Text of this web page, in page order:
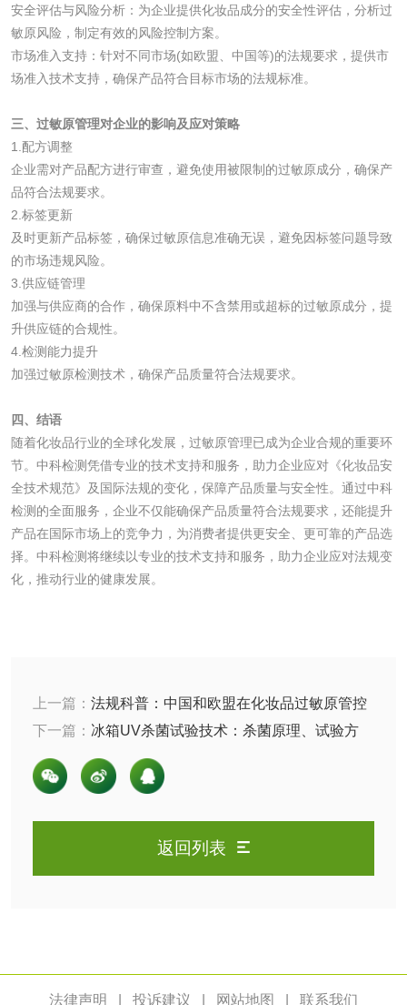
安全评估与风险分析：为企业提供化妆品成分的安全性评估，分析过
敏原风险，制定有效的风险控制方案。
市场准入支持：针对不同市场(如欧盟、中国等)的法规要求，提供市
场准入技术支持，确保产品符合目标市场的法规标准。
三、过敏原管理对企业的影响及应对策略
1.配方调整
企业需对产品配方进行审查，避免使用被限制的过敏原成分，确保产
品符合法规要求。
2.标签更新
及时更新产品标签，确保过敏原信息准确无误，避免因标签问题导致
的市场违规风险。
3.供应链管理
加强与供应商的合作，确保原料中不含禁用或超标的过敏原成分，提
升供应链的合规性。
4.检测能力提升
加强过敏原检测技术，确保产品质量符合法规要求。
四、结语
随着化妆品行业的全球化发展，过敏原管理已成为企业合规的重要环
节。中科检测凭借专业的技术支持和服务，助力企业应对《化妆品安
全技术规范》及国际法规的变化，保障产品质量与安全性。通过中科
检测的全面服务，企业不仅能确保产品质量符合法规要求，还能提升
产品在国际市场上的竞争力，为消费者提供更安全、更可靠的产品选
择。中科检测将继续以专业的技术支持和服务，助力企业应对法规变
化，推动行业的健康发展。
上一篇： 法规科普：中国和欧盟在化妆品过敏原管控
上的差异
下一篇： 冰箱UV杀菌试验技术：杀菌原理、试验方
法、标准与服务优势解析
返回列表
法律声明 投诉建议 网站地图 联系我们
食品包装用阻隔塑 食品包装用纸铝塑
食品蒸煮复合膜、
涂改液/修正液检测 学生书包/书袋检测
橡皮擦检测 学生书包检测
人造草坪检测
一次性卫生用品毒 卫生用品阴道黏膜
一次性使用卫生用
品阴道黏膜刺激试
轻工杂货
电子烟检测 乳胶枕头检测